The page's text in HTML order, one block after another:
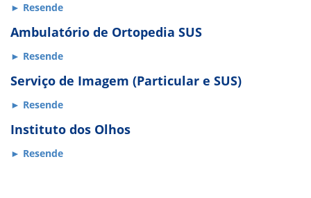
► Resende
Ambulatório de Ortopedia SUS
► Resende
Serviço de Imagem (Particular e SUS)
► Resende
Instituto dos Olhos
► Resende